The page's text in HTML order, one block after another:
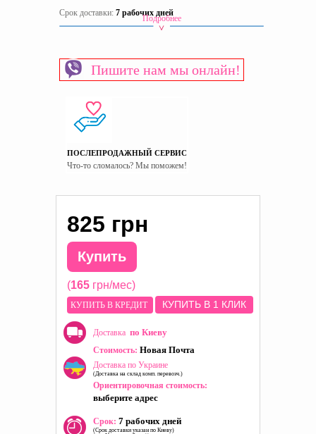
Срок доставки: 7 рабочих дней
Страна производитель Украина
Подробнее
Пишите нам мы онлайн!
ПОСЛЕПРОДАЖНЫЙ СЕРВИС
Что-то сломалось? Мы поможем!
825 грн
Купить
(165 грн/мес)
КУПИТЬ В КРЕДИТ КУПИТЬ В 1 КЛИК
Доставка по Киеву
Стоимость: Новая Почта
Доставка по Украине
(Доставка на склад комп. перевозч.)
Ориентировочная стоимость:
выберите адрес
Срок: 7 рабочих дней
(Срок доставки указан по Киеву)